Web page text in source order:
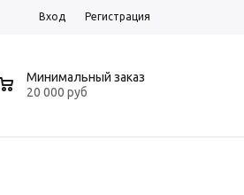
Вход Регистрация
Минимальный заказ
20 000 руб